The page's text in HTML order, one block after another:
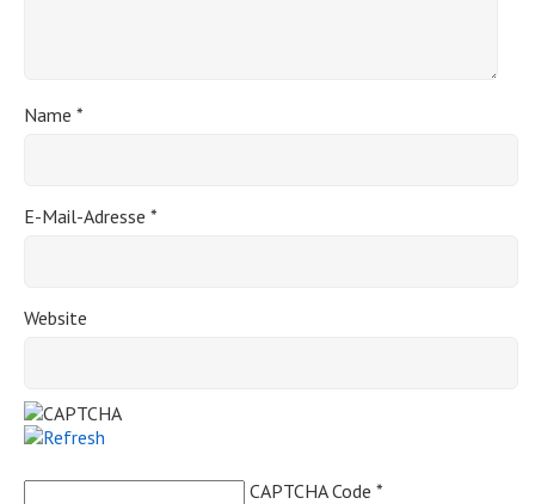
Name *
E-Mail-Adresse *
Website
CAPTCHA Code *